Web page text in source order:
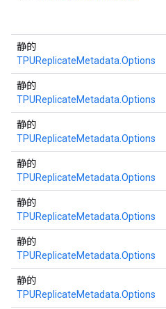
静的
TPUReplicateMetadata.Options
静的
TPUReplicateMetadata.Options
静的
TPUReplicateMetadata.Options
静的
TPUReplicateMetadata.Options
静的
TPUReplicateMetadata.Options
静的
TPUReplicateMetadata.Options
静的
TPUReplicateMetadata.Options